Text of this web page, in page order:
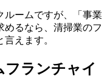
ルームですが、「事業
めるなら、清掃業のフ
えます。
フランチャイ